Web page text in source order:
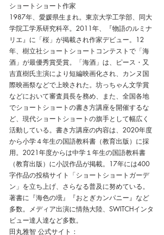
ショートショート作家
1987年、愛媛県生まれ。東京大学工学部、同大
学院工学系研究科卒。2011年、『物語のルミナ
リエ』に「桜」が掲載され作家デビュー。12
年、樹立社ショートショートコンテストで「海
酒」が最優秀賞受賞。「海酒」は、ピース・又
吉直樹氏主演により短編映画化され、カンヌ国
際映画祭などで上映された。坊っちゃん文学賞
などにおいて審査員長を務め、また、全国各地
でショートショートの書き方講座を開催するな
ど、現代ショートショートの旗手として幅広く
活動している。書き方講座の内容は、2020年度
から小学４年生の国語教科書（教育出版）に採
用。2021年度からは中学１年生の国語教科書
（教育出版）に小説作品が掲載。17年には400
字作品の投稿サイト「ショートショートガーデ
ン」を立ち上げ、さらなる普及に努めている。
著書に『海色の壜』『おとぎカンパニー』など
多数。メディア出演に情熱大陸、SWITCHインタ
ビュー達人達など多数。
田丸雅智 公式サイト：